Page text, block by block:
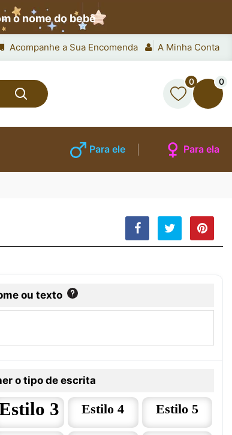
o nome do bebê
Acompanhe a Sua Encomenda A Minha Conta
0 0
Para ele Para ela
ou texto
o tipo de escrita
3 Estilo 4 Estilo 5